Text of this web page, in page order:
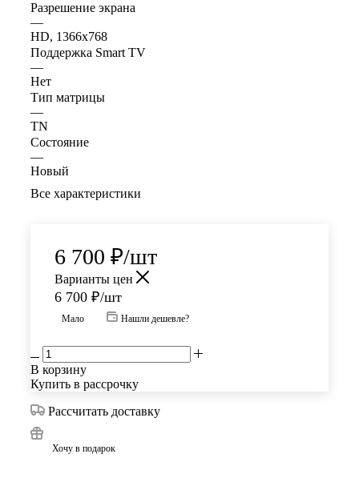
Разрешение экрана
—
HD, 1366x768
Поддержка Smart TV
—
Нет
Тип матрицы
—
TN
Состояние
—
Новый
Все характеристики
6 700 ₽/шт
Варианты цен
6 700 ₽/шт
Мало Нашли дешевле?
В корзину
Купить в рассрочку
Рассчитать доставку
Хочу в подарок